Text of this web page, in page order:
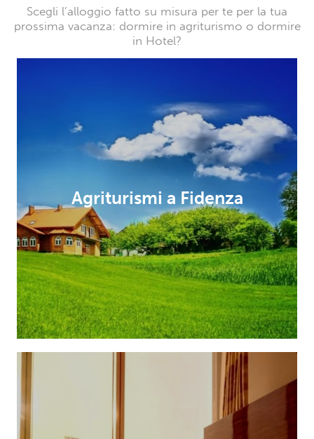
Scegli l’alloggio fatto su misura per te per la tua
prossima vacanza: dormire in agriturismo o dormire
in Hotel?
Agriturismi a Fidenza